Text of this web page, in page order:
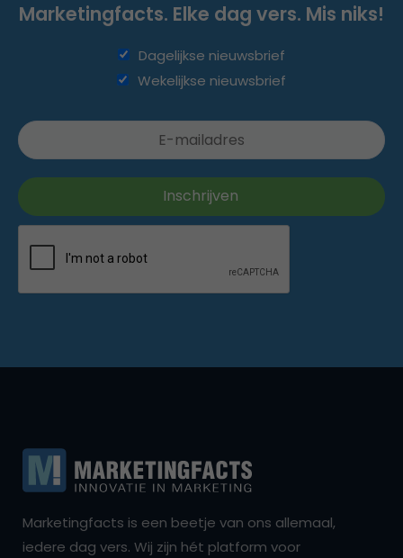
Marketingfacts. Elke dag vers. Mis niks!
Dagelijkse nieuwsbrief
Wekelijkse nieuwsbrief
Marketingfacts is een beetje van ons allemaal,
iedere dag vers. Wij zijn hét platform voor